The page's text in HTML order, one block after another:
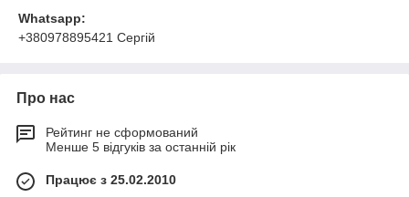
Whatsapp:
+380978895421 Сергій
Про нас
Рейтинг не сформований
Менше 5 відгуків за останній рік
Працює з 25.02.2010